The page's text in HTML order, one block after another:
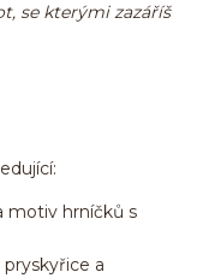
se kterými zazáříš
motiv hrníčků s
a